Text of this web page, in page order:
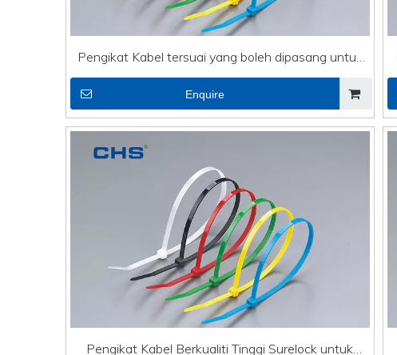
Pengikat Kabel tersuai yang boleh dipasang untuk
lampu rentetan
Enquire
Pengikat Kabel Berkualiti Tinggi Surelock untuk